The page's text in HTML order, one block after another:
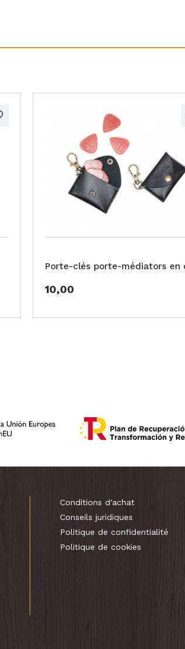
Porte-clés porte-médiators en
10,00
Conditions d'achat
Conseils juridiques
Politique de confidentialité
Politique de cookies